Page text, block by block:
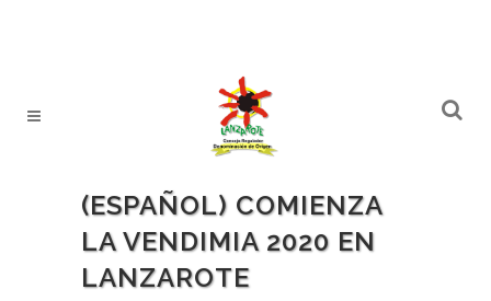
(ESPAÑOL) COMIENZA
LA VENDIMIA 2020 EN
LANZAROTE